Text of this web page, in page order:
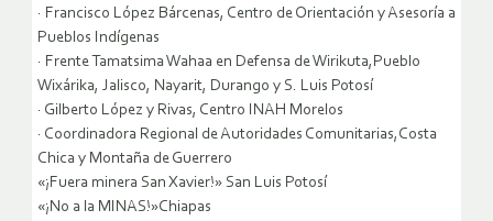
· Francisco López Bárcenas, Centro de Orientación y Asesoría a
Pueblos Indígenas
· Frente Tamatsima Wahaa en Defensa de Wirikuta,Pueblo
Wixárika, Jalisco, Nayarit, Durango y S. Luis Potosí
· Gilberto López y Rivas, Centro INAH Morelos
· Coordinadora Regional de Autoridades Comunitarias,Costa
Chica y Montaña de Guerrero
«¡Fuera minera San Xavier!» San Luis Potosí
«¡No a la MINAS!»Chiapas